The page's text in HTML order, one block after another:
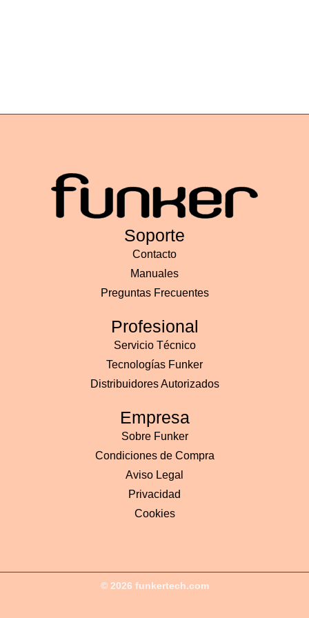
Soporte
Contacto
Manuales
Preguntas Frecuentes
Profesional
Servicio Técnico
Tecnologías Funker
Distribuidores Autorizados
Empresa
Sobre Funker
Condiciones de Compra
Aviso Legal
Privacidad
Cookies
© 2026 funkertech.com